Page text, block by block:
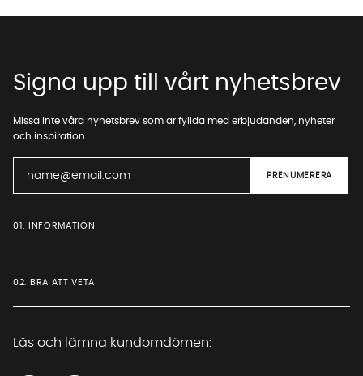
Signa upp till vårt nyhetsbrev
Missa inte våra nyhetsbrev som är fyllda med erbjudanden, nyheter
och inspiration
01. INFORMATION
02. BRA ATT VETA
Läs och lämna kundomdömen: